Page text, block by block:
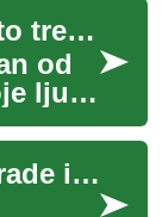
Osobni zajmovi: Sve što trebate znati
od
ljudi
Kreditne kartice: kako rade i što treba znati